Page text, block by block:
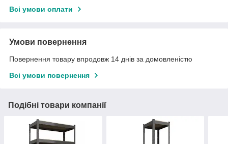
Всі умови оплати
Умови повернення
Повернення товару впродовж 14 днів за домовленістю
Всі умови повернення
Подібні товари компанії